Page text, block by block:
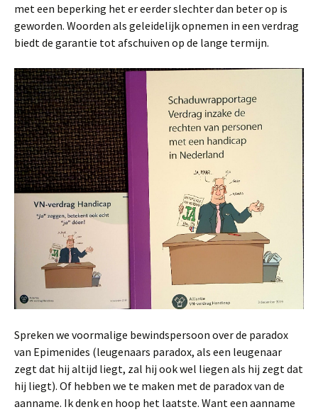
met een beperking het er eerder slechter dan beter op is
geworden. Woorden als geleidelijk opnemen in een verdrag
biedt de garantie tot afschuiven op de lange termijn.
Spreken we voormalige bewindspersoon over de paradox
van Epimenides (leugenaars paradox, als een leugenaar
zegt dat hij altijd liegt, zal hij ook wel liegen als hij zegt dat
hij liegt). Of hebben we te maken met de paradox van de
aanname. Ik denk en hoop het laatste. Want een aanname